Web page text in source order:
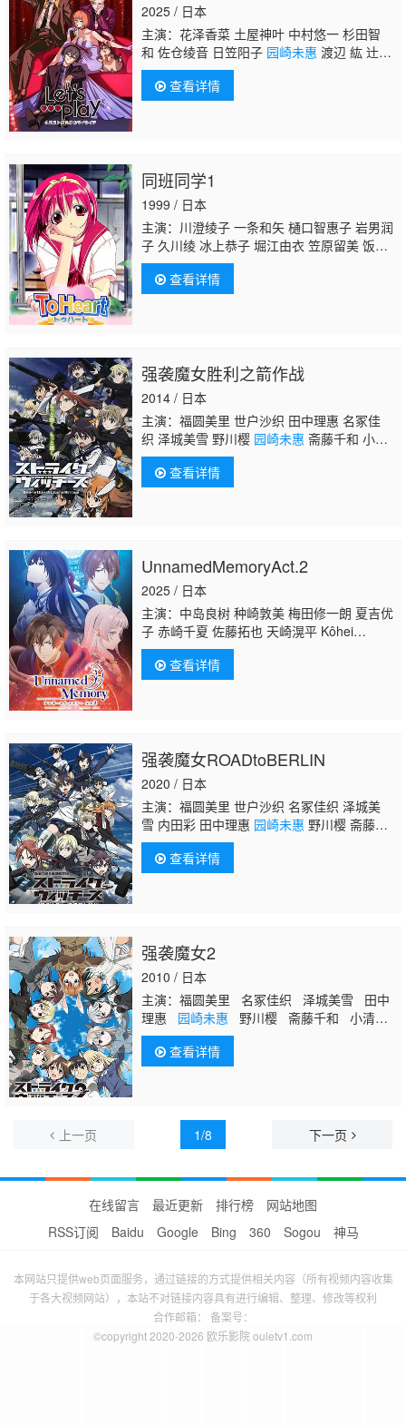
2025 / 日本
主演：花泽香菜 土屋神叶 中村悠一 杉田智
和 佐仓绫音 日笠阳子 园崎未惠 渡辺 紘 辻井
健吾 栗坂南美 松田健一郎 诸星堇 畠中祐 斋
贺光希 三宅健太
查看详情
同班同学1
1999 / 日本
主演：川澄绫子 一条和矢 樋口智惠子 岩男润
子 久川绫 冰上恭子 堀江由衣 笠原留美 饭冢
雅弓园崎未惠根谷美智子 大谷育江 今井由
香 保志总一朗
查看详情
强袭魔女胜利之箭作战
2014 / 日本
主演：福圆美里 世户沙织 田中理惠 名冢佳
织 泽城美雪 野川樱 园崎未惠 斋藤千和 小清
水亚美 门胁舞以 大桥步夕 植田佳奈 伊藤
静 矢作纱友里 加隈亚衣 高森奈津美 原由
实 江原正士 佐藤有世 河本启佑 高桥智秋 寺
查看详情
UnnamedMemoryAct.2
2025 / 日本
主演：中岛良树 种崎敦美 梅田修一朗 夏吉优
子 赤崎千夏 佐藤拓也 天崎滉平 Kôhei
Amasaki 森永千才 福山润 川澄绫子 清水理
沙园崎未惠梶裕貴 楠木灯
查看详情
强袭魔女ROADtoBERLIN
2020 / 日本
主演：福圆美里 世户沙织 名冢佳织 泽城美
雪 内田彩 田中理惠 园崎未惠 野川樱 斋藤千
和 小清水亚美 门胁舞以 大桥步夕
查看详情
强袭魔女2
2010 / 日本
主演：福圆美里 名冢佳织 泽城美雪 田中
理惠 园崎未惠 野川樱 斋藤千和 小清水
亚美 门胁舞以 大桥步夕 千叶纱子
查看详情
上一页 1/8 下一页
在线留言 最近更新 排行榜
网站地图
RSS订阅
Baidu Google Bing 360 Sogou 神马
本网站只提供web页面服务，通过链接的方式提供相关内容（所有视频内容收集
于各大视频网站），本站不对链接内容具有进行编辑、整理、修改等权利
合作邮箱： 备案号：
©copyright 2020-2026 欧乐影院 ouletv1.com